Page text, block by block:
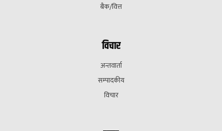
बैक/वित्त
विचार
अन्तवार्ता
सम्पादकीय
विचार